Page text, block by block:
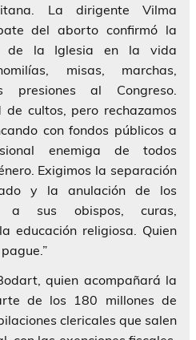
La dirigente Vilma
del aborto confirmó la
de la Iglesia en la vida
misas, marchas,
presiones al Congreso.
cultos, pero rechazamos
con fondos públicos a
enemiga de todos
Exigimos la separación
y la anulación de los
a sus obispos, curas,
educación religiosa. Quien
quien acompañará la
de los 180 millones de
clericales que salen